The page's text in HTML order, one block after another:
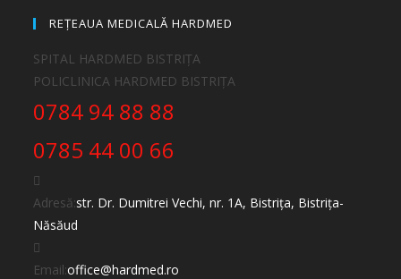
REȚEAUA MEDICALĂ HARDMED
SPITAL HARDMED BISTRIȚA
POLICLINICA HARDMED BISTRIȚA
0784 94 88 88
0785 44 00 66
Adresă:str. Dr. Dumitrei Vechi, nr. 1A, Bistrița, Bistrița-
Năsăud
Email:office@hardmed.ro